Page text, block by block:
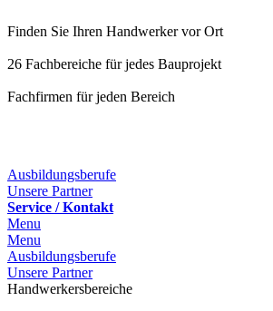
Finden Sie Ihren Handwerker vor Ort
26 Fachbereiche für jedes Bauprojekt
Fachfirmen für jeden Bereich
Ausbildungsberufe
Unsere Partner
Service / Kontakt
Menu
Menu
Ausbildungsberufe
Unsere Partner
Handwerkersbereiche